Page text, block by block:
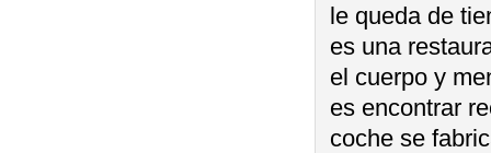
le queda de
es una
el cuerpo y
es encontrar
coche se